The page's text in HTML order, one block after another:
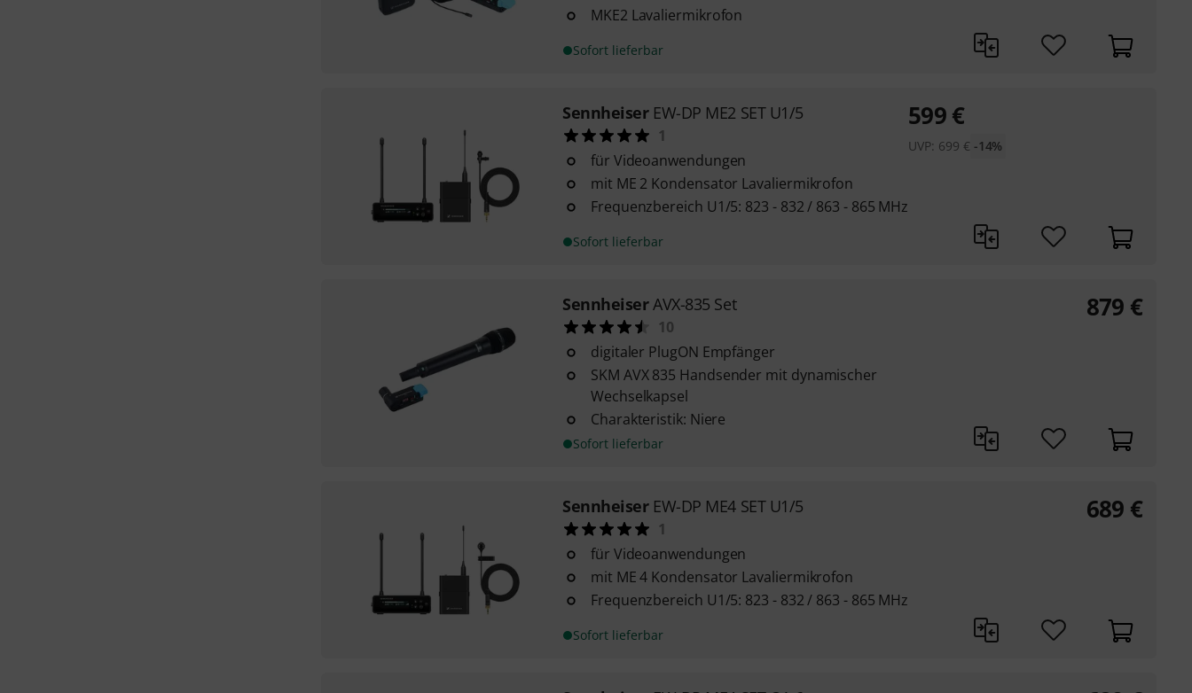
MKE2 Lavaliermikrofon
Sofort lieferbar
Sennheiser EW-DP ME2 SET U1/5
1
für Videoanwendungen
mit ME 2 Kondensator Lavaliermikrofon
Frequenzbereich U1/5: 823 - 832 / 863 - 865 MHz
Sofort lieferbar
599€
UVP: 699 € -14%
SennheiserAVX-835 Set
10
digitaler PlugON Empfänger
SKM AVX 835 Handsender mit dynamischer
Wechselkapsel
Charakteristik: Niere
Sofort lieferbar
879 €
Sennheiser EW-DP ME4 SET U1/5
1
für Videoanwendungen
mit ME 4 Kondensator Lavaliermikrofon
Frequenzbereich U1/5: 823 - 832 / 863 - 865 MHz
Sofort lieferbar
689 €